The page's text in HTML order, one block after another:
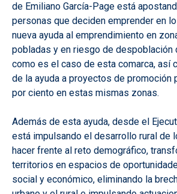
de Emiliano García-Page está
personas que deciden emprender en
nueva ayuda al emprendimiento en
pobladas y en riesgo de despoblación
como es el caso de esta comarca, así
de la ayuda a proyectos de promoción
por ciento en estas mismas zonas.
Además de esta ayuda, desde el
está impulsando el desarrollo rural de
hacer frente al reto demográfico,
territorios en espacios de
social y económico, eliminando la